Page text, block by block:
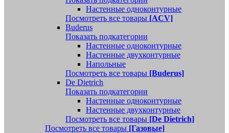
Настенные одноконтурные
Посмотреть все товары [ACV]
Buderus
Показать подкатегории
Настенные одноконтурные
Настенные двухконтурные
Напольные
Посмотреть все товары [Buderus]
De Dietrich
Показать подкатегории
Настенные одноконтурные
Настенные двухконтурные
Посмотреть все товары [De Dietrich]
Посмотреть все товары [Газовые]